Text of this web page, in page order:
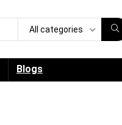
All categories
Blogs